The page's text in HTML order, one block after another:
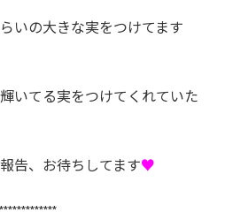
いの大きな実をつけてます
いてる実をつけてくれていた
告、お待ちしてます♥